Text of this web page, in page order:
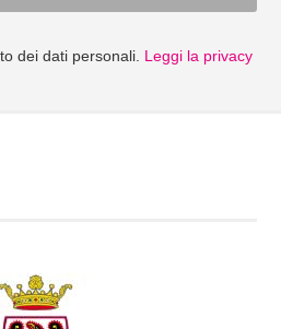
dei dati personali. Leggi la privacy